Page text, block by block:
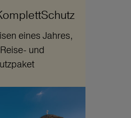
eines Jahres,
und